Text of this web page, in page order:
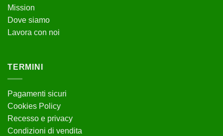
Mission
Dove siamo
Lavora con noi
TERMINI
Pagamenti sicuri
Cookies Policy
Recesso e privacy
Condizioni di vendita